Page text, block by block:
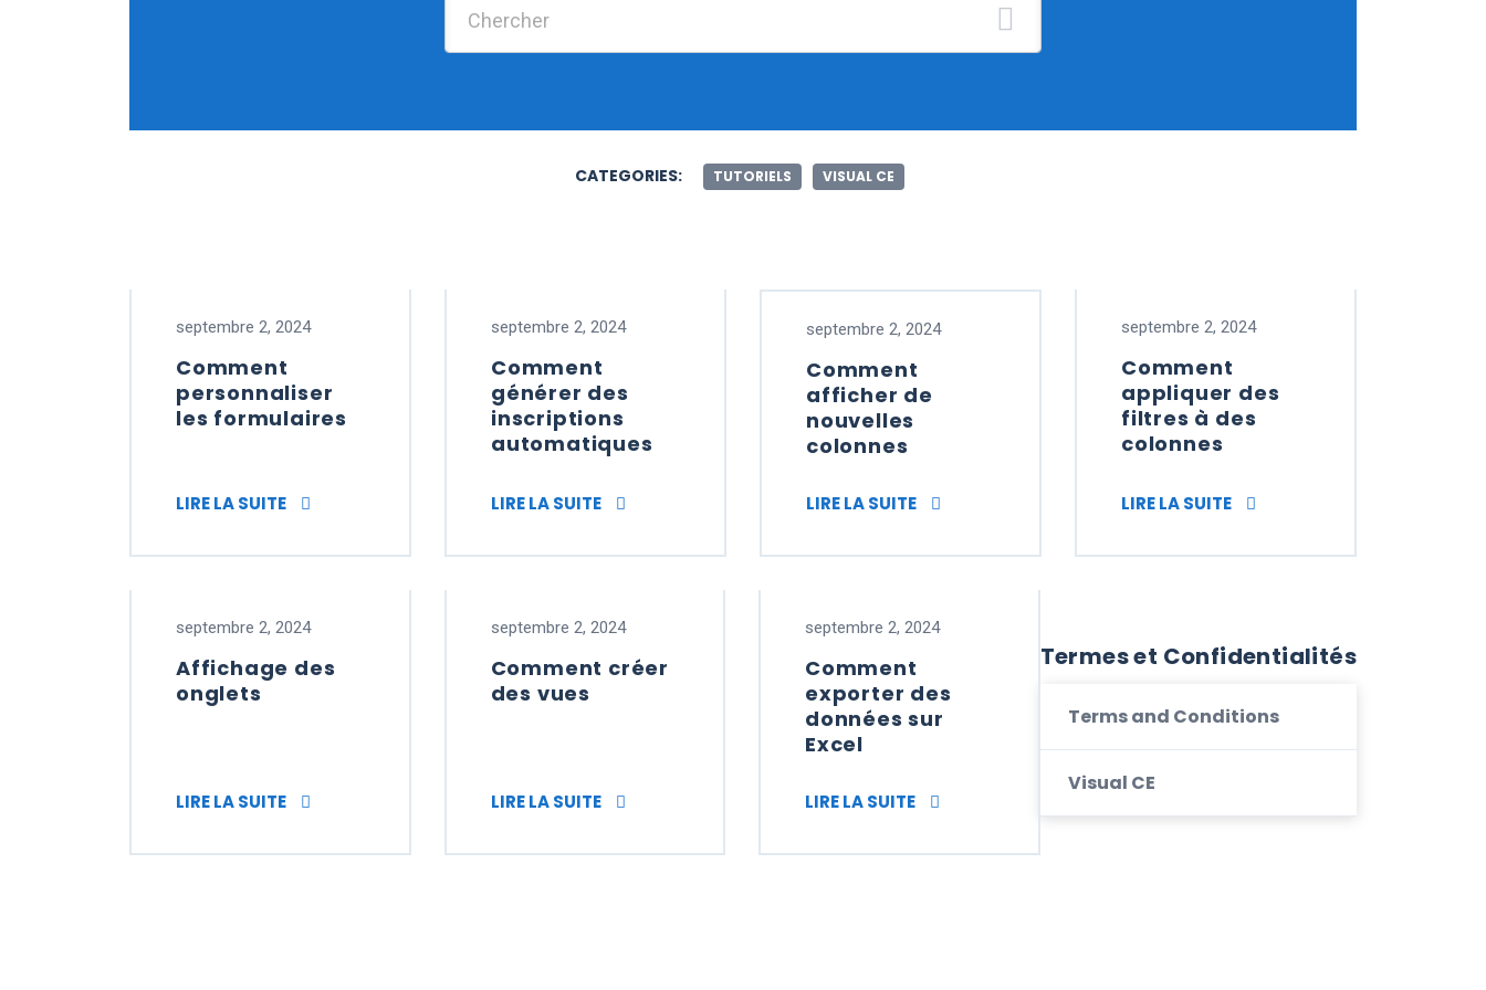
CATEGORIES: TUTORIELS VISUAL CE
septembre 2, 2024
Comment
personnaliser
les formulaires
LIRE LA SUITE COMMENT PERSONNALISER LES FORMULAIRES
septembre 2, 2024
Comment
générer des
inscriptions
automatiques
LIRE LA SUITE COMMENT GÉNÉRER DES INSCRIPTIONS AUTOMATIQUES
septembre 2, 2024
Comment
afficher de
nouvelles
colonnes
LIRE LA SUITE COMMENT AFFICHER DE NOUVELLES COLONNES
septembre 2, 2024
Comment
appliquer des
filtres à des
colonnes
LIRE LA SUITE COMMENT APPLIQUER DES
septembre 2, 2024
Affichage des
onglets
LIRE LA SUITE AFFICHAGE DES ONGLETS
septembre 2, 2024
Comment créer
des vues
LIRE LA SUITE COMMENT CRÉER DES VUES
septembre 2, 2024
Comment
exporter des
données sur
Excel
LIRE LA SUITE COMMENT EXPORTER DES DONNÉES SUR EXCEL
Termes et Confidentialités
Terms and Conditions
Visual CE